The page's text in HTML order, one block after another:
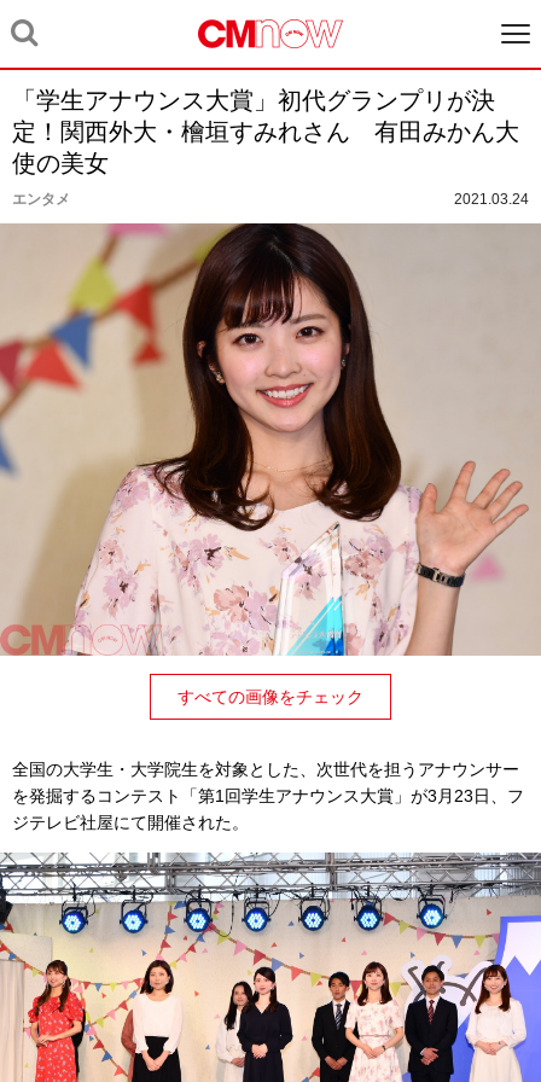
「学生アナウンス大賞」初代グランプリが決
定！関西外大・檜垣すみれさん 有田みかん大
使の美女
エンタメ 2021.03.24
すべての画像をチェック
全国の大学生・大学院生を対象とした、次世代を担うアナウンサー
を発掘するコンテスト「第1回学生アナウンス大賞」が3月23日、フ
ジテレビ社屋にて開催された。